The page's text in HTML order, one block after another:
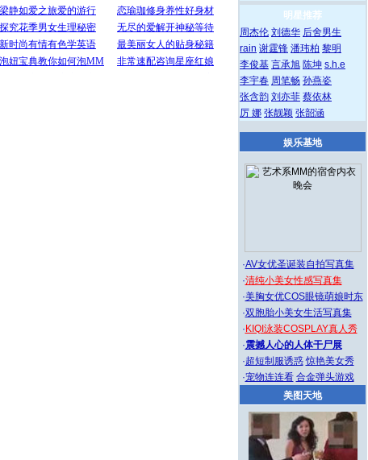
明星推荐
周杰伦 刘德华 后舍男生
rain 谢霆锋 潘玮柏 黎明
李俊基 言承旭 陈坤 s.h.e
李宇春 周笔畅 孙燕姿
张含韵 刘亦菲 蔡依林
厉 娜 张靓颖 张韶涵
娱乐基地
·AV女优圣诞装自拍写真集
·清纯小美女性感写真集
·美胸女优COS眼镜萌娘时东
·双胞胎小美女生活写真集
· KIQI泳装COSPLAY真人秀
·震撼人心的人体干尸展
·超短制服诱惑 惊艳美女秀
·宠物连连看 合金弹头游戏
美图天地